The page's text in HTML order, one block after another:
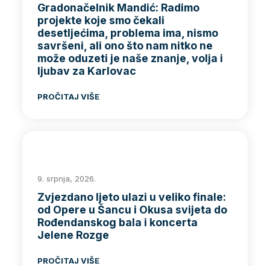
Gradonačelnik Mandić: Radimo
projekte koje smo čekali
desetljećima, problema ima, nismo
savršeni, ali ono što nam nitko ne
može oduzeti je naše znanje, volja i
ljubav za Karlovac
PROČITAJ VIŠE
9. srpnja, 2026.
Zvjezdano ljeto ulazi u veliko finale:
od Opere u Šancu i Okusa svijeta do
Rođendanskog bala i koncerta
Jelene Rozge
PROČITAJ VIŠE